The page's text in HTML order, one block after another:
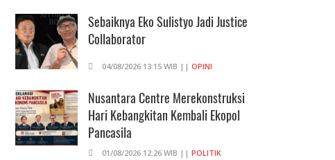
206 Juta
06/08/2026 12:28 WIB ||
KPK Ungkap Pejabat Kemenhut
Dari Bupati Kuansing
05/08/2026 20:37 WIB ||HUKUM
Sebaiknya Eko Sulistyo Jadi Justice
Collaborator
04/08/2026 13:15 WIB || OPINI
Nusantara Centre Merekonstruksi
Hari Kebangkitan Kembali Ekopol
Pancasila
01/08/2026 12:26 WIB || POLITIK